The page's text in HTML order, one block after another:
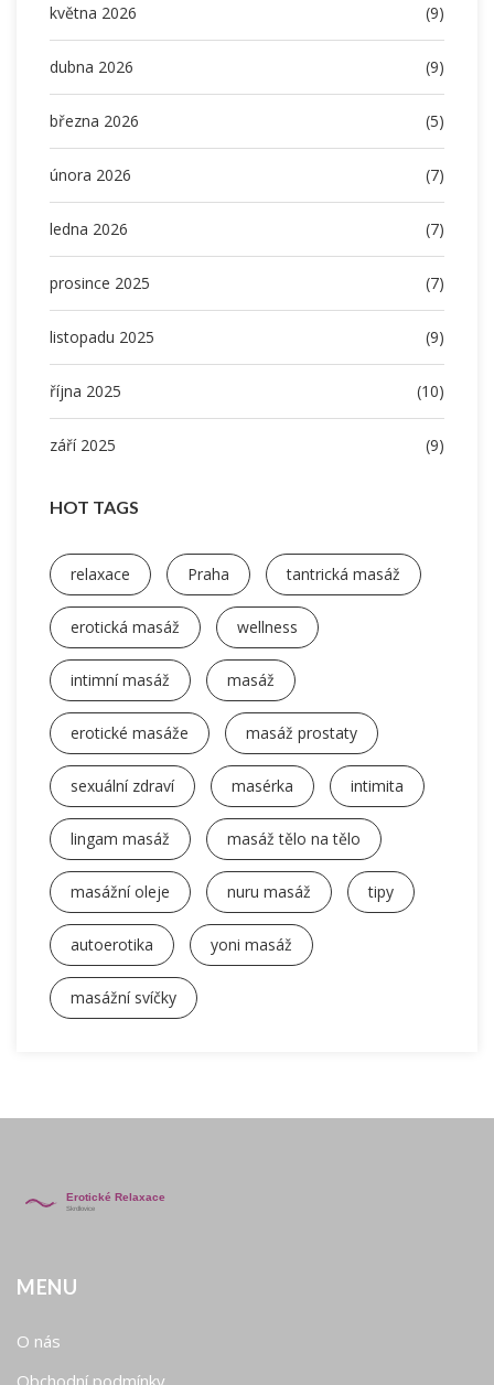
května 2026 (9)
dubna 2026 (9)
března 2026 (5)
února 2026 (7)
ledna 2026 (7)
prosince 2025 (7)
listopadu 2025 (9)
října 2025 (10)
září 2025 (9)
HOT TAGS
relaxace Praha tantrická masáž
erotická masáž wellness
intimní masáž masáž
erotické masáže masáž prostaty
sexuální zdraví masérka intimita
lingam masáž masáž tělo na tělo
masážní oleje nuru masáž tipy
autoerotika yoni masáž
masážní svíčky
MENU
O nás
Obchodní podmínky